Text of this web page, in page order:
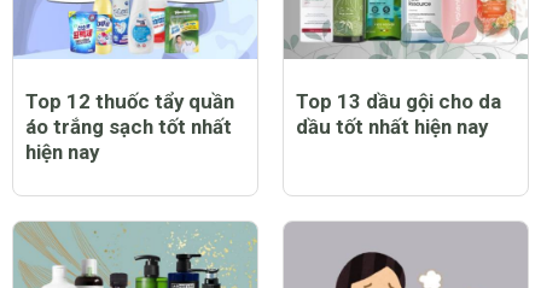
Top 12 thuốc tẩy quần
áo trắng sạch tốt nhất
hiện nay
Top 13 dầu gội cho da
dầu tốt nhất hiện nay